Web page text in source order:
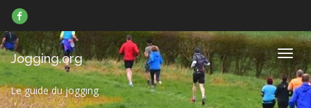
sur
Facebook
Jogging.org
Le guide du jogging